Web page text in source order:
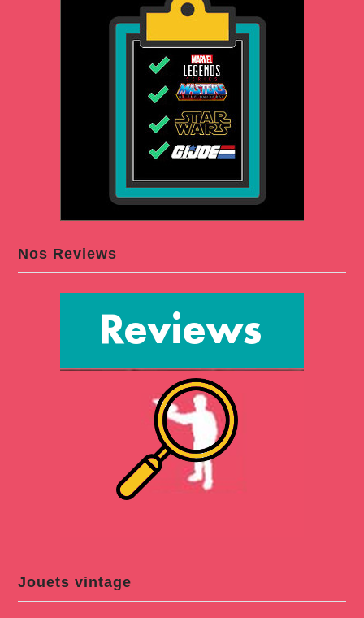
Nos Reviews
Jouets vintage